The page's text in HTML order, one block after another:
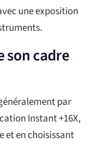
une exposition
son cadre
par
Instant +16X,
et en choisissant